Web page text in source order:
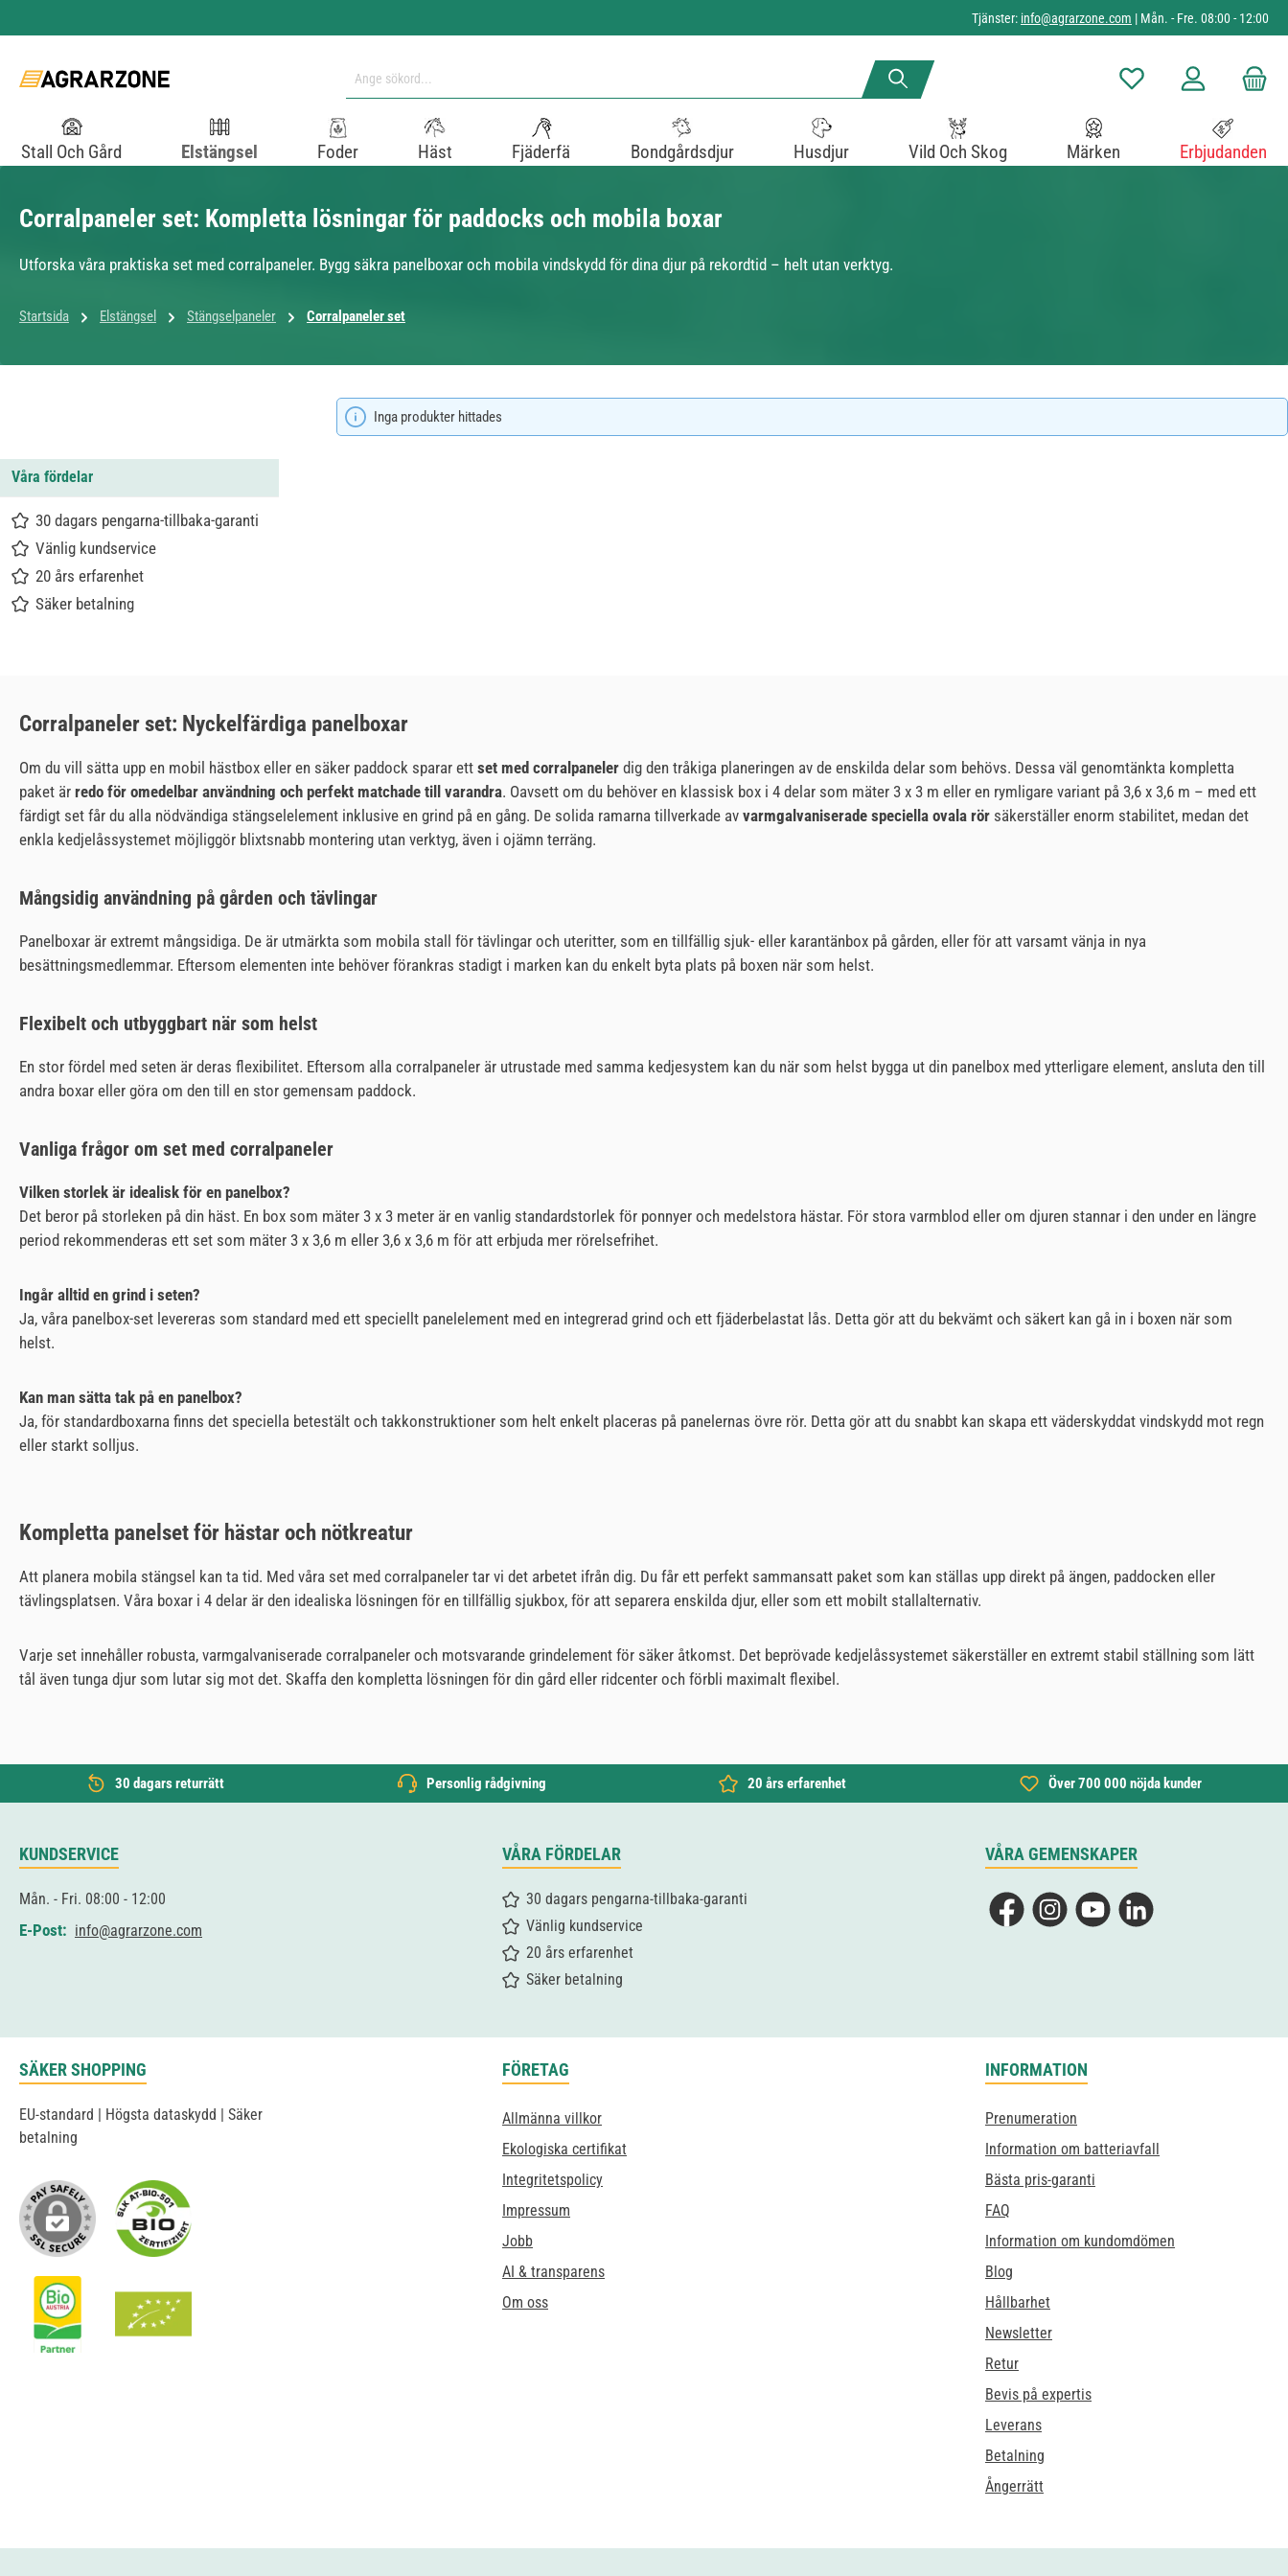
Tjänster: info@agrarzone.com | Mån. - Fre. 08:00 - 12:00
Du har 0 objekt i
Stall Och Gård Elstängsel Foder Häst Fjäderfä Bondgårdsdjur Husdjur Vild Och Skog Märken Erbjudanden
Corralpaneler set: Kompletta lösningar för paddocks och mobila boxar
Utforska våra praktiska set med corralpaneler. Bygg säkra panelboxar och mobila vindskydd för dina djur på rekordtid – helt utan verktyg.
Startsida Elstängsel Stängselpaneler Corralpaneler set
Våra fördelar
30 dagars pengarna-tillbaka-garanti
Vänlig kundservice
20 års erfarenhet
Säker betalning
Inga produkter hittades
Corralpaneler set: Nyckelfärdiga panelboxar
Om du vill sätta upp en mobil hästbox eller en säker paddock sparar ett set med corralpaneler dig den tråkiga planeringen av de enskilda delar som behövs. Dessa väl genomtänkta kompletta
paket är redo för omedelbar användning och perfekt matchade till varandra. Oavsett om du behöver en klassisk box i 4 delar som mäter 3 x 3 m eller en rymligare variant på 3,6 x 3,6 m – med ett
färdigt set får du alla nödvändiga stängselelement inklusive en grind på en gång. De solida ramarna tillverkade av varmgalvaniserade speciella ovala rör säkerställer enorm stabilitet, medan det
enkla kedjelåssystemet möjliggör blixtsnabb montering utan verktyg, även i ojämn terräng.
Mångsidig användning på gården och tävlingar
Panelboxar är extremt mångsidiga. De är utmärkta som mobila stall för tävlingar och uteritter, som en tillfällig sjuk- eller karantänbox på gården, eller för att varsamt vänja in nya
besättningsmedlemmar. Eftersom elementen inte behöver förankras stadigt i marken kan du enkelt byta plats på boxen när som helst.
Flexibelt och utbyggbart när som helst
En stor fördel med seten är deras flexibilitet. Eftersom alla corralpaneler är utrustade med samma kedjesystem kan du när som helst bygga ut din panelbox med ytterligare element, ansluta den till
andra boxar eller göra om den till en stor gemensam paddock.
Vanliga frågor om set med corralpaneler
Vilken storlek är idealisk för en panelbox?
Det beror på storleken på din häst. En box som mäter 3 x 3 meter är en vanlig standardstorlek för ponnyer och medelstora hästar. För stora varmblod eller om djuren stannar i den under en längre
period rekommenderas ett set som mäter 3 x 3,6 m eller 3,6 x 3,6 m för att erbjuda mer rörelsefrihet.
Ingår alltid en grind i seten?
Ja, våra panelbox-set levereras som standard med ett speciellt panelelement med en integrerad grind och ett fjäderbelastat lås. Detta gör att du bekvämt och säkert kan gå in i boxen när som
helst.
Kan man sätta tak på en panelbox?
Ja, för standardboxarna finns det speciella betestält och takkonstruktioner som helt enkelt placeras på panelernas övre rör. Detta gör att du snabbt kan skapa ett väderskyddat vindskydd mot regn
eller starkt solljus.
Kompletta panelset för hästar och nötkreatur
Att planera mobila stängsel kan ta tid. Med våra set med corralpaneler tar vi det arbetet ifrån dig. Du får ett perfekt sammansatt paket som kan ställas upp direkt på ängen, paddocken eller
tävlingsplatsen. Våra boxar i 4 delar är den idealiska lösningen för en tillfällig sjukbox, för att separera enskilda djur, eller som ett mobilt stallalternativ.
Varje set innehåller robusta, varmgalvaniserade corralpaneler och motsvarande grindelement för säker åtkomst. Det beprövade kedjelåssystemet säkerställer en extremt stabil ställning som lätt
tål även tunga djur som lutar sig mot det. Skaffa den kompletta lösningen för din gård eller ridcenter och förbli maximalt flexibel.
30 dagars returrätt Personlig rådgivning 20 års erfarenhet Över 700 000 nöjda kunder
KUNDSERVICE
Mån. - Fri. 08:00 - 12:00
E-Post: info@agrarzone.com
VÅRA FÖRDELAR
30 dagars pengarna-tillbaka-garanti
Vänlig kundservice
20 års erfarenhet
Säker betalning
VÅRA GEMENSKAPER
FacebookInstagramYouTubeLinkedIn
SÄKER SHOPPING
EU-standard | Högsta dataskydd | Säker
betalning
FÖRETAG
Allmänna villkor
Ekologiska certifikat
Integritetspolicy
Impressum
Jobb
AI & transparens
Om oss
INFORMATION
Prenumeration
Information om batteriavfall
Bästa pris-garanti
FAQ
Information om kundomdömen
Blog
Hållbarhet
Newsletter
Retur
Bevis på expertis
Leverans
Betalning
Ångerrätt